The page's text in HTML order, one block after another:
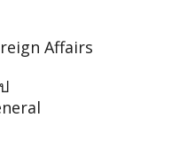
Affairs